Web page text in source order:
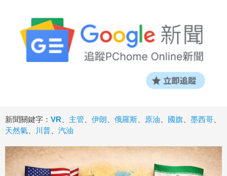
新聞關鍵字： VR 主管 伊朗 俄羅斯 原油 國旗 墨西哥
天然氣
川普 汽油